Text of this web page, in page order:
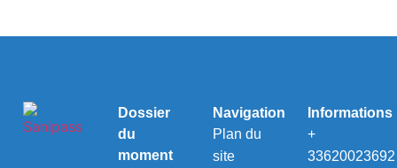
Dossier
du
moment
Navigation
Plan du
site
Informations
+
33620023692